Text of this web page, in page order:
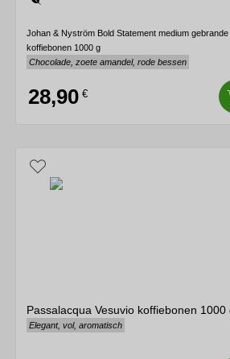
Johan & Nyström Bold Statement medium gebrande
koffiebonen 1000 g
Chocolade, zoete amandel, rode bessen
28,90 €
Passalacqua Vesuvio koffiebonen 1000
Elegant, vol, aromatisch